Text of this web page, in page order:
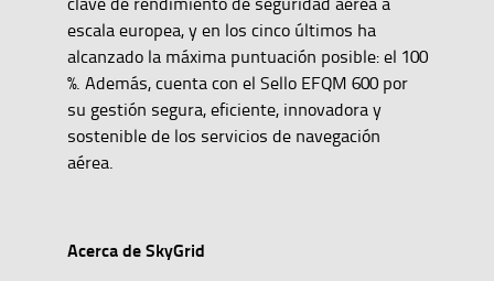
escala europea, y en los cinco últimos ha
alcanzado la máxima puntuación posible: el 100
%. Además, cuenta con el Sello EFQM 600 por
su gestión segura, eficiente, innovadora y
sostenible de los servicios de navegación
aérea.
Acerca de SkyGrid